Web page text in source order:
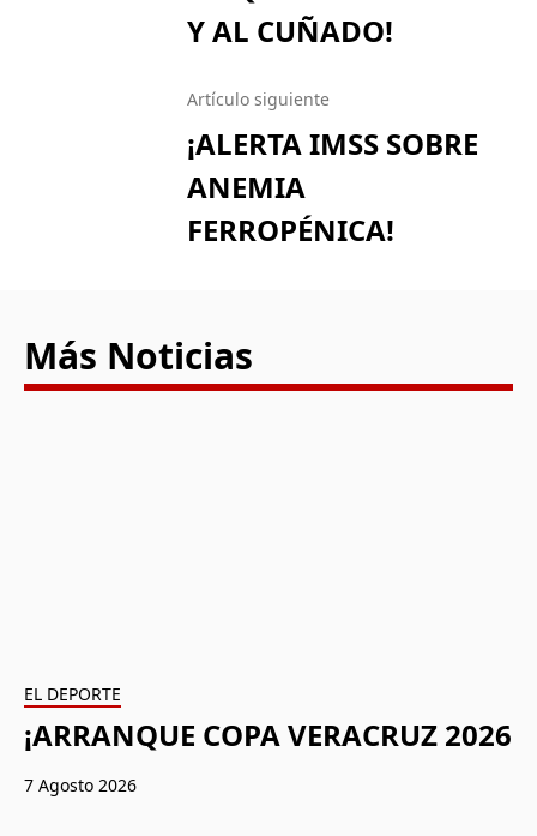
Y AL CUÑADO!
Artículo siguiente
¡ALERTA IMSS SOBRE
ANEMIA
FERROPÉNICA!
Más Noticias
EL DEPORTE
¡ARRANQUE COPA VERACRUZ 2026
7 Agosto 2026